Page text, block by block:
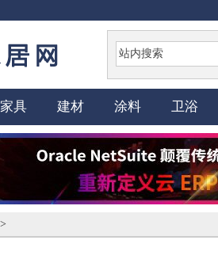
家具 建材 涂料 卫浴
>